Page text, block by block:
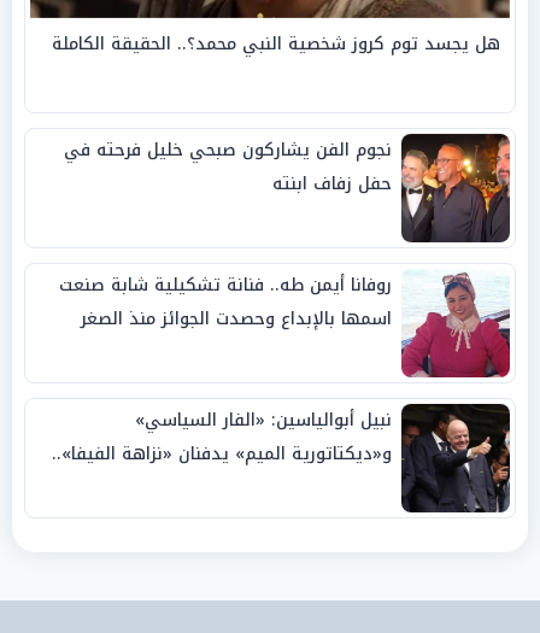
هل يجسد توم كروز شخصية النبي محمد؟.. الحقيقة الكاملة
نجوم الفن يشاركون صبحي خليل فرحته في
حفل زفاف ابنته
روفانا أيمن طه.. فنانة تشكيلية شابة صنعت
اسمها بالإبداع وحصدت الجوائز منذ الصغر
نبيل أبوالياسين: «الفار السياسي»
و«ديكتاتورية الميم» يدفنان «نزاهة الفيفا»..